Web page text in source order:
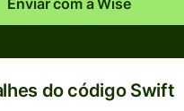
Enviar com a Wise
do código Swift